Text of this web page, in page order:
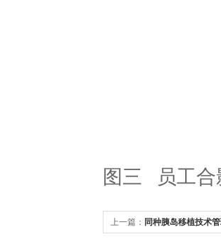
图三 员工
上一篇： 同种胰岛移植技术